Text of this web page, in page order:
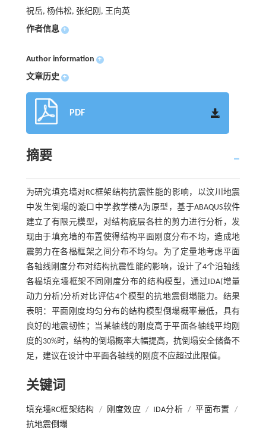
祝岳, 杨伟松, 张纪刚, 王向英
作者信息 +
Author information +
文章历史 +
PDF
摘要
为研究填充墙对RC框架结构抗震性能的影响，以汶川地震
中发生倒塌的漩口中学教学楼A为原型，基于ABAQUS软件
建立了有限元模型，对结构底层各柱的剪力进行分析，发
现由于填充墙的布置使得结构平面刚度分布不均，造成地
震剪力在各榀框架之间分布不均匀。为了定量地考虑平面
各轴线刚度分布对结构抗震性能的影响，设计了4个沿轴线
各榀填充墙框架不同刚度分布的结构模型，通过IDA(增量
动力分析)分析对比评估4个模型的抗地震倒塌能力。结果
表明：平面刚度均匀分布的结构模型倒塌概率最低，具有
良好的地震韧性；当某轴线的刚度高于平面各轴线平均刚
度的30%时，结构的倒塌概率大幅提高，抗倒塌安全储备不
足，建议在设计中平面各轴线的刚度不应超过此限值。
关键词
填充墙RC框架结构 / 刚度效应 / IDA分析 / 平面布置
/
抗地震倒塌